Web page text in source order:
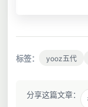
标签： yooz五代
分享这篇文章：